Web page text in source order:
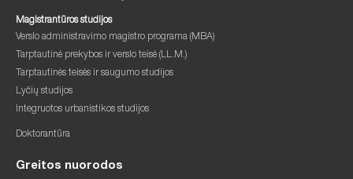
Magistrantūros studijos
Verslo administravimo magistro programa (MBA)
Tarptautinė prekybos ir verslo teisė (LL.M.)
Tarptautinės teisės ir saugumo studijos
Lyčių studijos
Integruotos urbanistikos studijos
Doktorantūra
Greitos nuorodos